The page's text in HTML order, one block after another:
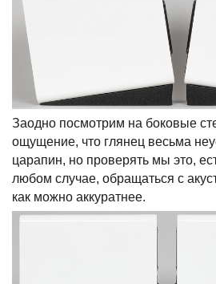
Заодно посмотрим на боковые
ощущение, что глянец весьма
царапин, но проверять мы это,
любом случае, обращаться с
как можно аккуратнее.